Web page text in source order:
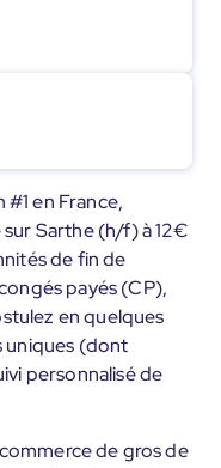
#1 en France,
Sarthe (h/f) à 12€
de fin de
payés (CP),
en quelques
uniques (dont
personnalisé de
de gros de